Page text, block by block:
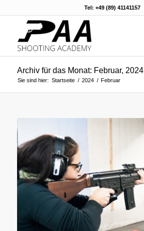
Tel: +49 (89) 41141157
Archiv für das Monat: Februar, 2024
Sie sind hier: Startseite / 2024 / Februar